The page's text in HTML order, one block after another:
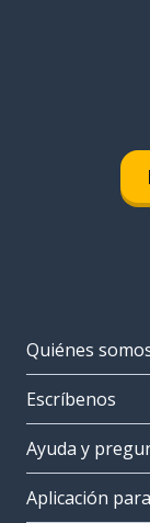
Quiénes
Escríbenos
Ayuda y
Aplicación